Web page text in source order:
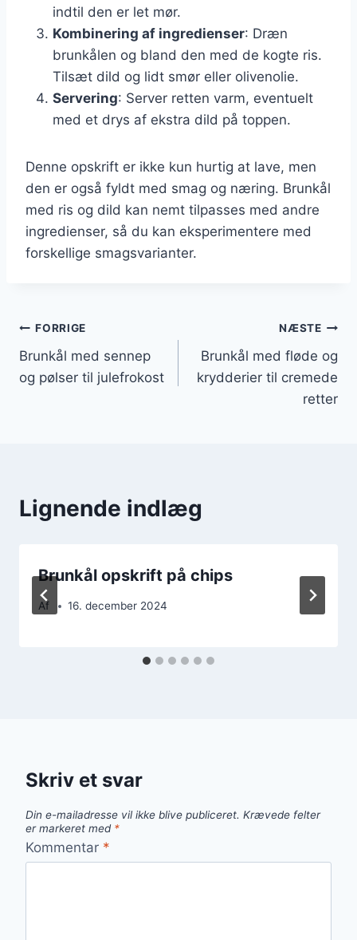
indtil den er let mør.
Kombinering af ingredienser: Dræn
brunkålen og bland den med de kogte ris.
Tilsæt dild og lidt smør eller olivenolie.
Servering: Server retten varm, eventuelt
med et drys af ekstra dild på toppen.
Denne opskrift er ikke kun hurtig at lave, men
den er også fyldt med smag og næring. Brunkål
med ris og dild kan nemt tilpasses med andre
ingredienser, så du kan eksperimentere med
forskellige smagsvarianter.
Indlægsnavigation
FORRIGE
Brunkål med sennep
og pølser til julefrokost
NÆSTE
Brunkål med fløde og
krydderier til cremede
retter
Lignende indlæg
Brunkål opskrift på chips
Af 16. december 2024
Skriv et svar
Din e-mailadresse vil ikke blive publiceret. Krævede felter
er markeret med *
Kommentar *